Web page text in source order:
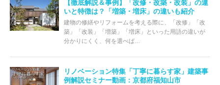
【徹底解説＆事例】「改修・改築・改装」の違
いと特徴は？「増築・増床」の違いも紹介
建物の修繕やリフォームを考える際に、「改修」「改
築」「改装」「増築」「増床」といった用語の違いが
分かりにくく、何を選べば…
リノベーション特集「丁寧に暮らす家」建築事
例解説セミナー動画：京都府福知山市